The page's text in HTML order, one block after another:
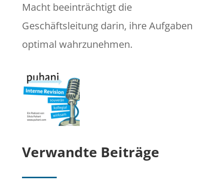
Macht beeinträchtigt die
Geschäftsleitung darin, ihre Aufgaben
optimal wahrzunehmen.
Verwandte Beiträge